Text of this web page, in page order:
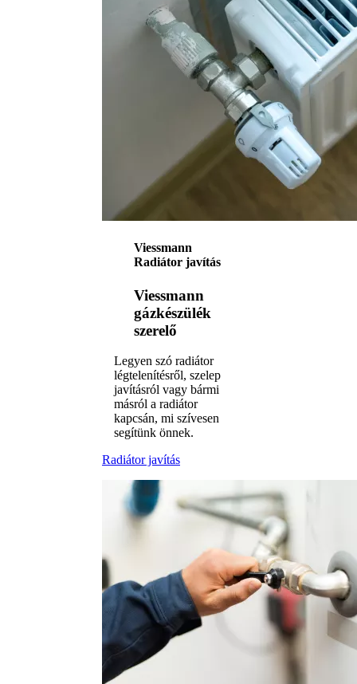
Viessmann
Radiátor javítás
Viessmann
gázkészülék
szerelő
Legyen szó radiátor
légtelenítésről, szelep
javításról vagy bármi
másról a radiátor
kapcsán, mi szívesen
segítünk önnek.
Radiátor javítás